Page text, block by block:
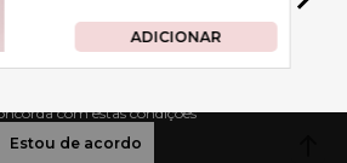
com estas condições
Estou de acordo